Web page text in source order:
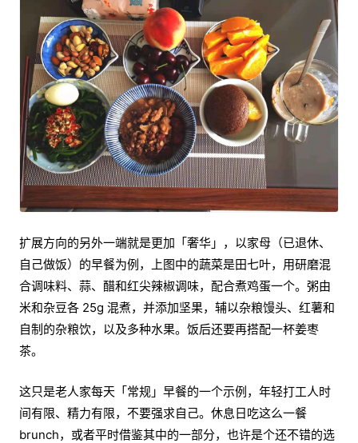
扩展方向的另外一端就是更加「奢华」，以家母（已退休、
自己做饭）的早餐为例，上图中的蔬菜是田七叶，用研磨混
合调味料、蒜、醋和红尖辣椒调味，配合煮鸡蛋一个。粥由
米和杂豆各 25g 混煮，并添加坚果，辅以杂粮馒头、红薯和
自制的杂粮饮，以及多种水果。饭后还要再搭配一杯姜枣
茶。
这只是老人家每天「常规」早餐的一个示例，年轻打工人时
间有限、精力有限，不要强求自己。休息日吃这么一餐
brunch，或者平时借鉴其中的一部分，也许是个还不错的选